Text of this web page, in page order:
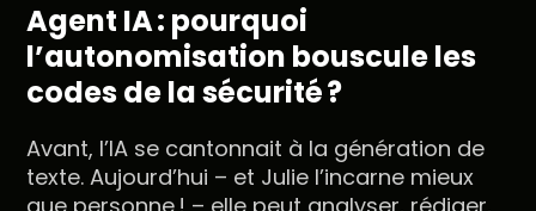
Agent IA : pourquoi
l’autonomisation bouscule les
codes de la sécurité ?
Avant, l’IA se cantonnait à la génération de
texte. Aujourd’hui – et Julie l’incarne mieux